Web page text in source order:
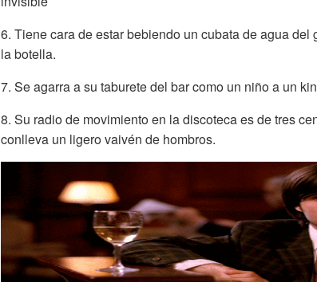
6. Tiene cara de estar bebiendo un cubata de agua del
la botella.
7. Se agarra a su taburete del bar como un niño a un
8. Su radio de movimiento en la discoteca es de tres
conlleva un ligero vaivén de hombros.